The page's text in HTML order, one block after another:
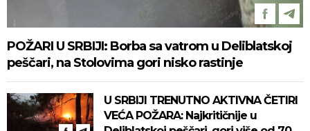
POŽARI U SRBIJI: Borba sa vatrom u Deliblatskoj
peščari, na Stolovima gori nisko rastinje
U SRBIJI TRENUTNO AKTIVNA ČETIRI
VEĆA POŽARA: Najkritičnije u